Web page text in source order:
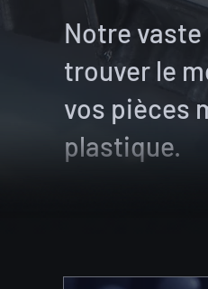
Notre
trouver le
vos pièces
plastique.